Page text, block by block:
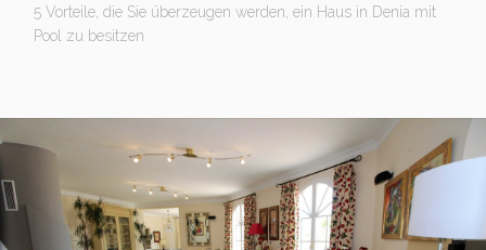
5 Vorteile, die Sie überzeugen werden, ein Haus in Denia mit
Pool zu besitzen